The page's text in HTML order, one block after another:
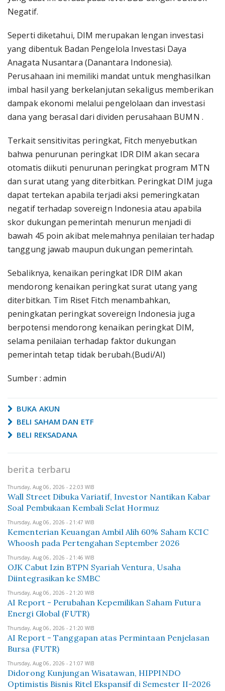
Negatif.
Seperti diketahui, DIM merupakan lengan investasi
yang dibentuk Badan Pengelola Investasi Daya
Anagata Nusantara (Danantara Indonesia).
Perusahaan ini memiliki mandat untuk menghasilkan
imbal hasil yang berkelanjutan sekaligus memberikan
dampak ekonomi melalui pengelolaan dan investasi
dana yang berasal dari dividen perusahaan BUMN .
Terkait sensitivitas peringkat, Fitch menyebutkan
bahwa penurunan peringkat IDR DIM akan secara
otomatis diikuti penurunan peringkat program MTN
dan surat utang yang diterbitkan. Peringkat DIM juga
dapat tertekan apabila terjadi aksi pemeringkatan
negatif terhadap sovereign Indonesia atau apabila
skor dukungan pemerintah menurun menjadi di
bawah 45 poin akibat melemahnya penilaian terhadap
tanggung jawab maupun dukungan pemerintah.
Sebaliknya, kenaikan peringkat IDR DIM akan
mendorong kenaikan peringkat surat utang yang
diterbitkan. Tim Riset Fitch menambahkan,
peningkatan peringkat sovereign Indonesia juga
berpotensi mendorong kenaikan peringkat DIM,
selama penilaian terhadap faktor dukungan
pemerintah tetap tidak berubah.(Budi/AI)
Sumber : admin
BUKA AKUN
BELI SAHAM DAN ETF
BELI REKSADANA
berita terbaru
Thursday, Aug 06, 2026 - 22:03 WIB
Wall Street Dibuka Variatif, Investor Nantikan Kabar
Soal Pembukaan Kembali Selat Hormuz
Thursday, Aug 06, 2026 - 21:47 WIB
Kementerian Keuangan Ambil Alih 60% Saham KCIC
Whoosh pada Pertengahan September 2026
Thursday, Aug 06, 2026 - 21:46 WIB
OJK Cabut Izin BTPN Syariah Ventura, Usaha
Diintegrasikan ke SMBC
Thursday, Aug 06, 2026 - 21:20 WIB
AI Report - Perubahan Kepemilikan Saham Futura
Energi Global (FUTR)
Thursday, Aug 06, 2026 - 21:20 WIB
AI Report - Tanggapan atas Permintaan Penjelasan
Bursa (FUTR)
Thursday, Aug 06, 2026 - 21:07 WIB
Didorong Kunjungan Wisatawan, HIPPINDO
Optimistis Bisnis Ritel Ekspansif di Semester II-2026